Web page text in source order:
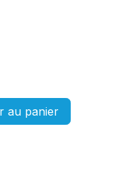
au panier